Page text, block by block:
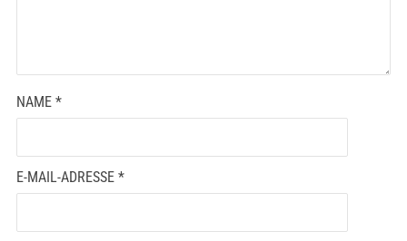
NAME *
E-MAIL-ADRESSE *